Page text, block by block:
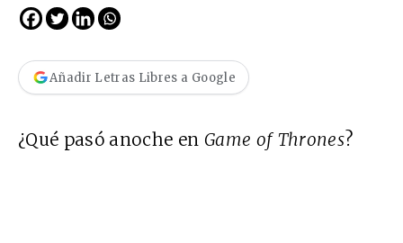
Añadir Letras Libres a Google
¿Qué pasó anoche en Game of Thrones?